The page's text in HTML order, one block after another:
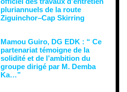
pluriannuels de la route
Ziguinchor–Cap Skirring
Mamou Guiro, DG EDK : “ Ce
partenariat témoigne de la
solidité et de l’ambition du
groupe dirigé par M. Demba
Ka…”